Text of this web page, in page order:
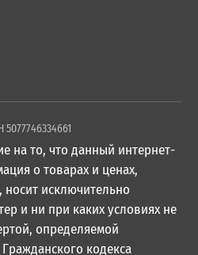
на то, что данный интернет-
о товарах и ценах,
носит исключительно
и ни при каких условиях не
определяемой
кодекса